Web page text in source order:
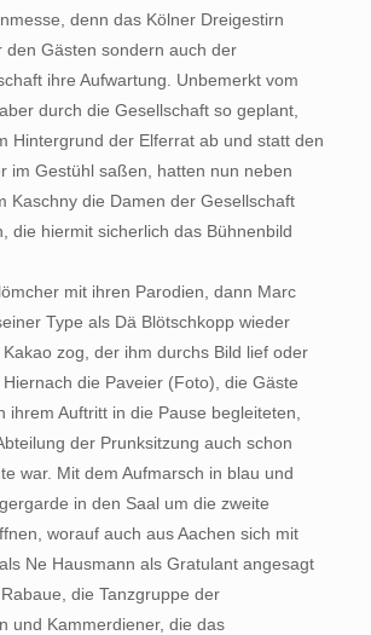
denn das Kölner Dreigestirn
den Gästen sondern auch der
ihre Aufwartung. Unbemerkt vom
durch die Gesellschaft so geplant,
Hintergrund der Elferrat ab und statt den
im Gestühl saßen, hatten nun neben
Kaschny die Damen der Gesellschaft
die hiermit sicherlich das Bühnenbild
mit ihren Parodien, dann Marc
Type als Dä Blötschkopp wieder
zog, der ihm durchs Bild lief oder
die Paveier (Foto), die Gäste
ihrem Auftritt in die Pause begleiteten,
der Prunksitzung auch schon
war. Mit dem Aufmarsch in blau und
in den Saal um die zweite
worauf auch aus Aachen sich mit
Ne Hausmann als Gratulant angesagt
die Tanzgruppe der
und Kammerdiener, die das